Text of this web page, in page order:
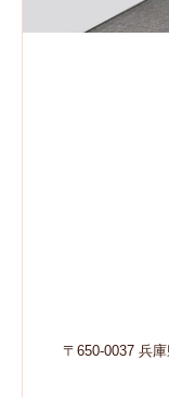
〒650-0037 兵